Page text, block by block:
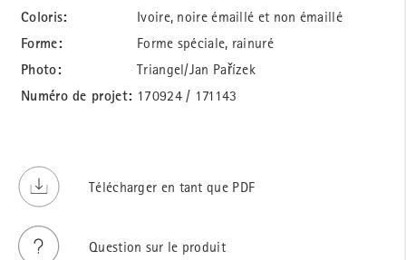
Coloris: Ivoire, noire émaillé et non émaillé
Forme: Forme spéciale, rainuré
Photo: Triangel/Jan Pařízek
Numéro de projet: 170924 / 171143
Télécharger en tant que PDF
Question sur le produit